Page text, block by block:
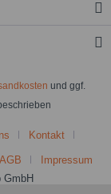
und ggf.
Kontakt
AGB
Impressum
GmbH